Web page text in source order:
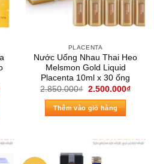
PLACENTA
Nước Uống Nhau Thai Heo
Melsmon Gold Liquid
Placenta 10ml x 30 ống
2.850.000₫ Giá
là:
2.850.000₫.
2.500.000₫Giá
Thêm vào giỏ hàng